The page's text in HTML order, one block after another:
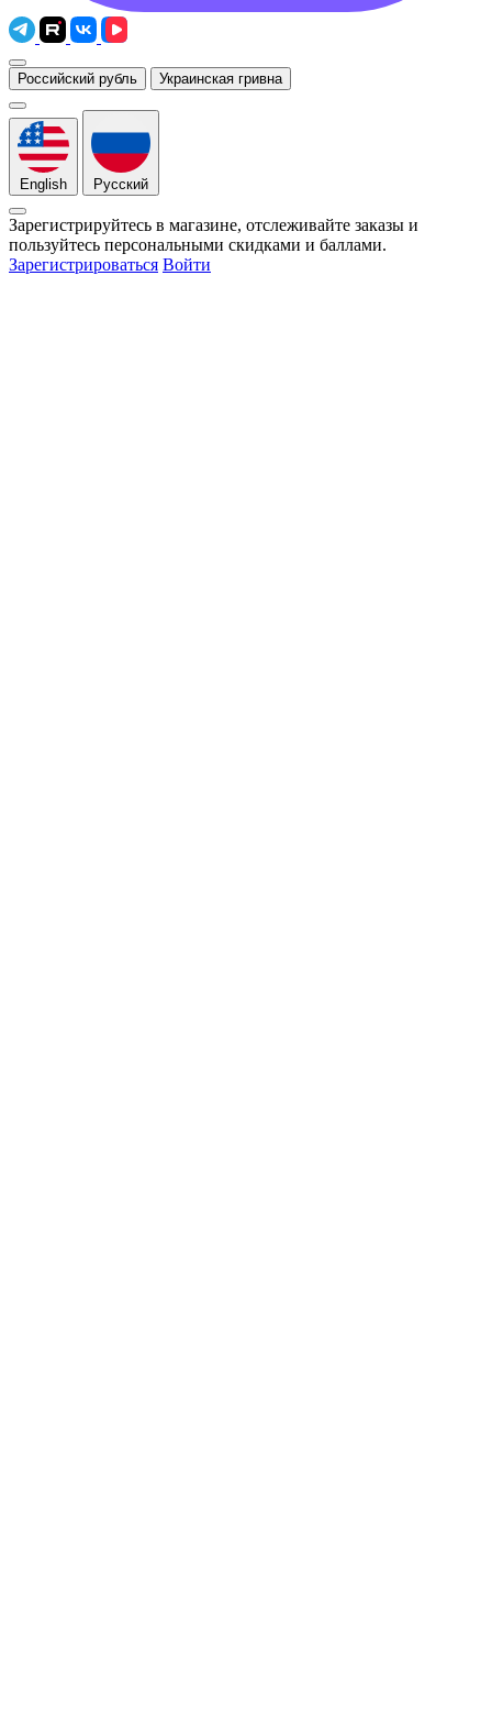
Российский рубль Украинская гривна
English Русский
Зарегистрируйтесь в магазине, отслеживайте заказы и
пользуйтесь персональными скидками и баллами.
Зарегистрироваться Войти